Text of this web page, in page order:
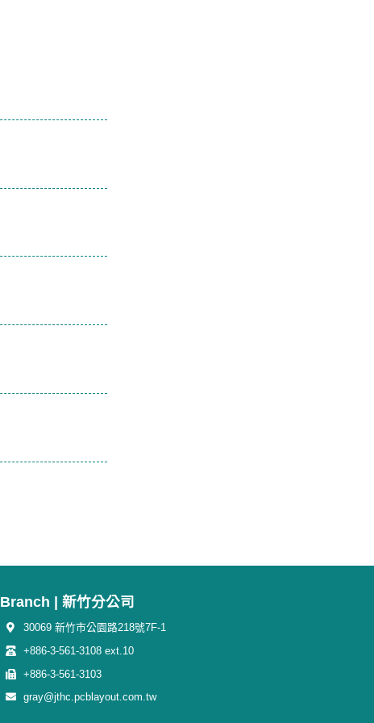
Branch | 新竹分公司
30069 新竹市公園路218號7F-1
+886-3-561-3108 ext.10
+886-3-561-3103
gray@jthc.pcblayout.com.tw